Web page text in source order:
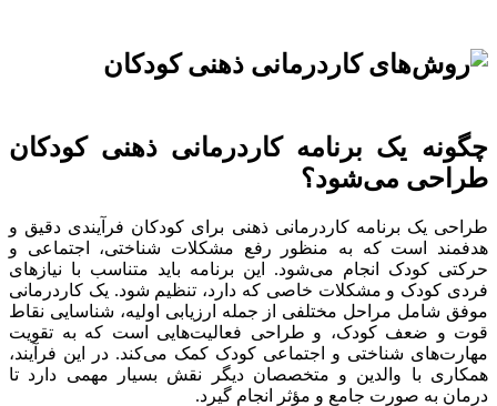
چگونه یک برنامه کاردرمانی ذهنی کودکان
طراحی می‌شود؟
طراحی یک برنامه کاردرمانی ذهنی برای کودکان فرآیندی دقیق و
هدفمند است که به منظور رفع مشکلات شناختی، اجتماعی و
حرکتی کودک انجام می‌شود. این برنامه باید متناسب با نیازهای
فردی کودک و مشکلات خاصی که دارد، تنظیم شود. یک کاردرمانی
موفق شامل مراحل مختلفی از جمله ارزیابی اولیه، شناسایی نقاط
قوت و ضعف کودک، و طراحی فعالیت‌هایی است که به تقویت
مهارت‌های شناختی و اجتماعی کودک کمک می‌کند. در این فرآیند،
همکاری با والدین و متخصصان دیگر نقش بسیار مهمی دارد تا
درمان به صورت جامع و مؤثر انجام گیرد.